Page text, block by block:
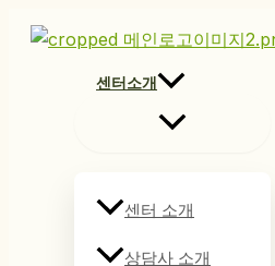
센터소개
센터 소개
상담사 소개